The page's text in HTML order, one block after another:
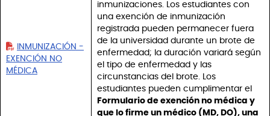
INMUNIZACIÓN -
EXENCIÓN NO
MÉDICA
inmunizaciones. Los estudiantes con
una exención de inmunización
registrada pueden permanecer fuera
de la universidad durante un brote de
enfermedad; la duración variará según
el tipo de enfermedad y las
circunstancias del brote. Los
estudiantes pueden cumplimentar el
Formulario de exención no médica y
que lo firme un médico (MD, DO), una